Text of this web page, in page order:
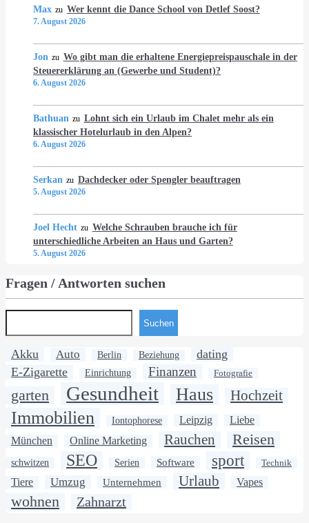
Max zu Wer kennt die Dance School von Detlef Soost?
7. August 2026
Jon zu Wo gibt man die erhaltene Energiepreispauschale in der
Steuererklärung an (Gewerbe und Student)?
6. August 2026
Bathuan zu Lohnt sich ein Urlaub im Chalet mehr als ein
klassischer Hotelurlaub in den Alpen?
6. August 2026
Serkan zu Dachdecker oder Spengler beauftragen
5. August 2026
Joel Hecht zu Welche Schrauben brauche ich für
unterschiedliche Arbeiten an Haus und Garten?
5. August 2026
Fragen / Antworten suchen
Suchen
Akku Auto Berlin Beziehung
dating
E-Zigarette
Einrichtung Finanzen Fotografie
garten Gesundheit Haus Hochzeit
Immobilien Iontophorese Leipzig Liebe
München Online Marketing Rauchen Reisen
schwitzen SEO Serien Software sport Technik
Tiere Umzug Unternehmen Urlaub Vapes
wohnen Zahnarzt